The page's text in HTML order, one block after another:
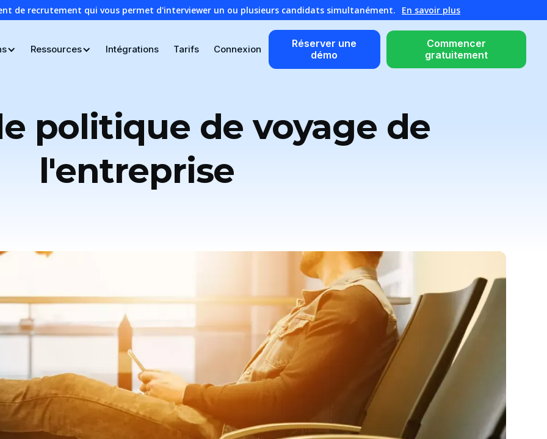
de recrutement qui vous permet d'interviewer un ou plusieurs candidats simultanément. En savoir plus
Ressources Intégrations Tarifs Connexion
Réserver une
démo
Commencer
gratuitement
politique de voyage de
l'entreprise